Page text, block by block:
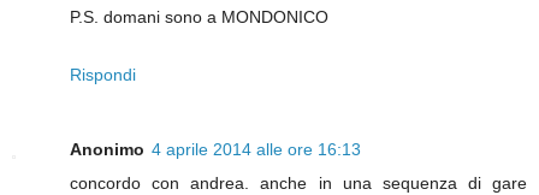
P.S. domani sono a MONDONICO
Rispondi
Anonimo 4 aprile 2014 alle ore 16:13
concordo con andrea. anche in una sequenza di gare